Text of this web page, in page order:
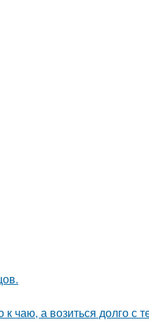
чаю, а возиться долго с